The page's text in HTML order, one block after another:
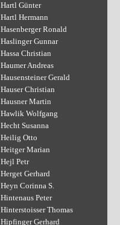
Hartl Günter
Hartl Hermann
Hasenberger Ronald
Haslinger Gunnar
Hassa Christian
Haumer Andreas
Hausensteiner Gerald
Hauser Christian
Hausner Martin
Hawlik Wolfgang
Hecht Susanna
Heilig Otto
Heitger Marian
Hejl Petr
Herget Gerhard
Heyn Corinna S.
Hintenaus Peter
Hinterstoisser Thomas
Hipfinger Gerhard